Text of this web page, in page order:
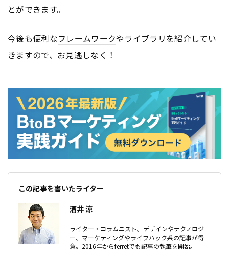
とができます。
今後も便利なフレームワークやライブラリを紹介してい
きますので、お見逃しなく！
この記事を書いたライター
酒井 涼
ライター・コラムニスト。デザインやテクノロジ
ー、マーケティングやライフハック系の記事が得
意。2016年からferretでも記事の執筆を開始。